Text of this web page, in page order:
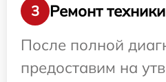
3
Ремонт техники
После полной
предоставим на